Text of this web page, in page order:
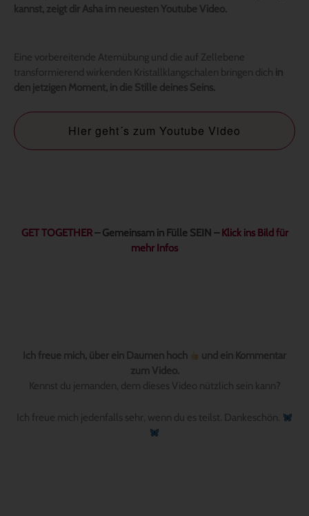
kannst, zeigt dir Asha im neuesten Youtube Video.
Eine vorbereitende Atemübung und die auf Zellebene
transformierend wirkenden Kristallklangschalen bringen dich in
den jetzigen Moment, in die Stille deines Seins.
Hier geht´s zum Youtube Video
GET TOGETHER– Gemeinsam in Fülle SEIN –Klick ins Bild für
mehr Infos
Ich freue mich, über ein Daumen hoch
und ein Kommentar
zum Video.
Kennst du jemanden, dem dieses Video nützlich sein kann?
Ich freue mich jedenfalls sehr, wenn du es teilst. Dankeschön.